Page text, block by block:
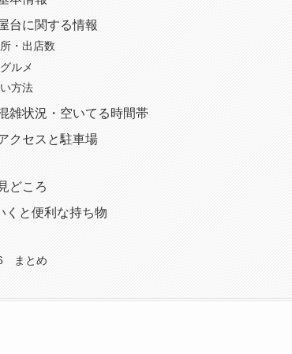
台に関する情報
・出店数
ルメ
方法
雑状況・空いてる時間帯
クセスと駐車場
どころ
くと便利な持ち物
まとめ